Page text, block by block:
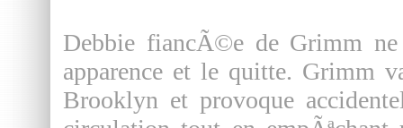
Debbie fiancÃ©e de Grimm
apparence et le quitte.
Brooklyn et provoque